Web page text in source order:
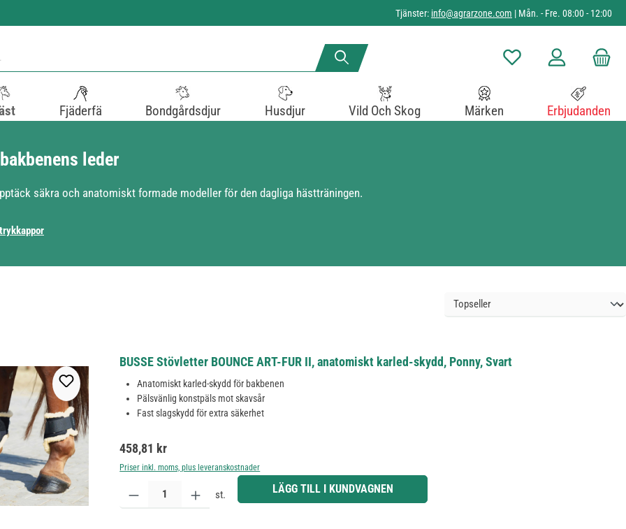
Tjänster: info@agrarzone.com | Mån. - Fre. 08:00 - 12:00
Du har 0 objekt i
Fjäderfä Bondgårdsdjur Husdjur Vild Och Skog Märken Erbjudanden
leder
säkra och anatomiskt formade modeller för den dagliga hästträningen.
BUSSE Stövletter BOUNCE ART-FUR II, anatomiskt karled-skydd, Ponny, Svart
Anatomiskt karled-skydd för bakbenen
Pälsvänlig konstpäls mot skavsår
Fast slagskydd för extra säkerhet
Ordinarie pris:
458,81 kr
Priser inkl. moms, plus leveranskostnader
Produktkvantitet: Ange önskat belopp eller använd knapparna för att öka eller minska kvantiteten.
st. LÄGG TILL I KUNDVAGNEN